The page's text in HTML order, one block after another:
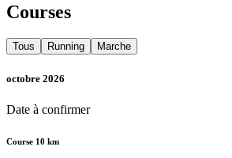
Courses
Tous Running Marche
octobre 2026
Date à confirmer
Course 10 km